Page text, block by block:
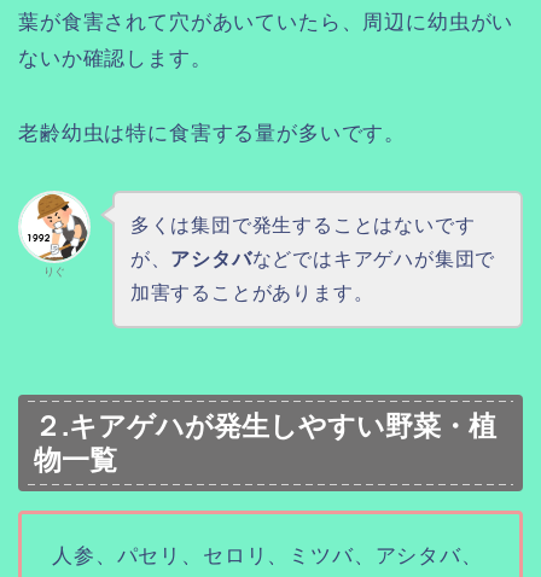
葉が食害されて穴があいていたら、周辺に幼虫がい
ないか確認します。
老齢幼虫は特に食害する量が多いです。
りぐ
多くは集団で発生することはないです
が、 アシタバなどではキアゲハが集団で
加害することがあります。
２.キアゲハが発生しやすい野菜・植
物一覧
人参、パセリ、セロリ、ミツバ、アシタバ、